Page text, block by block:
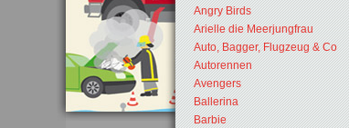
Angry Birds
Arielle die Meerjungfrau
Auto, Bagger, Flugzeug & Co
Autorennen
Avengers
Ballerina
Barbie